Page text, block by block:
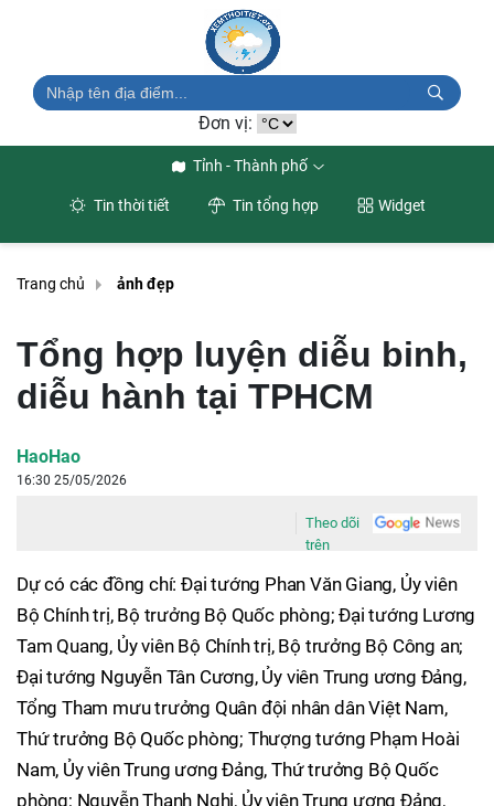
Đơn vị:
Tỉnh - Thành phố
Tin thời tiết Tin tổng hợp Widget
Trang chủ ảnh đẹp
Tổng hợp luyện diễu binh,
diễu hành tại TPHCM
HaoHao
16:30 25/05/2026
Theo dõi
trên
Dự có các đồng chí: Đại tướng Phan Văn Giang, Ủy viên
Bộ Chính trị, Bộ trưởng Bộ Quốc phòng; Đại tướng Lương
Tam Quang, Ủy viên Bộ Chính trị, Bộ trưởng Bộ Công an;
Đại tướng Nguyễn Tân Cương, Ủy viên Trung ương Đảng,
Tổng Tham mưu trưởng Quân đội nhân dân Việt Nam,
Thứ trưởng Bộ Quốc phòng; Thượng tướng Phạm Hoài
Nam, Ủy viên Trung ương Đảng, Thứ trưởng Bộ Quốc
phòng; Nguyễn Thanh Nghị, Ủy viên Trung ương Đảng,